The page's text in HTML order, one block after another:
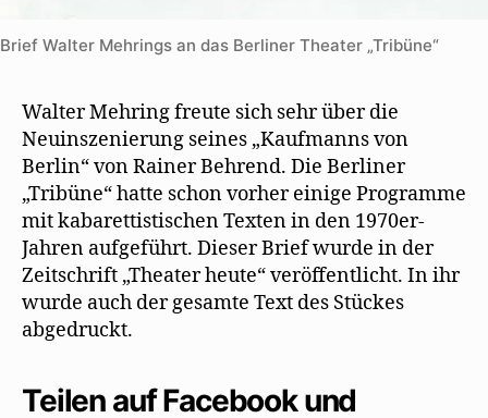
Brief Walter Mehrings an das Berliner Theater „Tribüne“
Walter Mehring freute sich sehr über die
Neuinszenierung seines „Kaufmanns von
Berlin“ von Rainer Behrend. Die Berliner
„Tribüne“ hatte schon vorher einige Programme
mit kabarettistischen Texten in den 1970er-
Jahren aufgeführt. Dieser Brief wurde in der
Zeitschrift „Theater heute“ veröffentlicht. In ihr
wurde auch der gesamte Text des Stückes
abgedruckt.
Teilen auf Facebook und